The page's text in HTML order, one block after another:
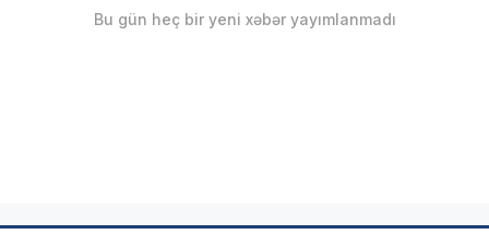
Bu gün heç bir yeni xəbər yayımlanmadı